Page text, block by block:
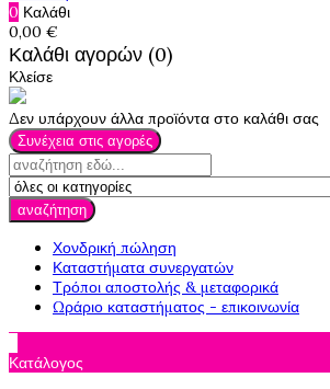
0 Καλάθι
0,00 €
Καλάθι αγορών (0)
Κλείσε
Δεν υπάρχουν άλλα προϊόντα στο καλάθι σας
Συνέχεια στις αγορές
αναζήτηση
Χονδρική πώληση
Καταστήματα συνεργατών
Τρόποι αποστολής & μεταφορικά
Ωράριο καταστήματος - επικοινωνία
Κατάλογος